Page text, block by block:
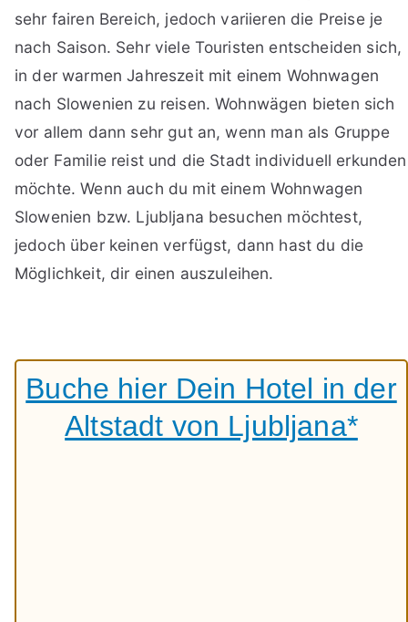
sehr fairen Bereich, jedoch variieren die Preise je
nach Saison. Sehr viele Touristen entscheiden sich,
in der warmen Jahreszeit mit einem Wohnwagen
nach Slowenien zu reisen. Wohnwägen bieten sich
vor allem dann sehr gut an, wenn man als Gruppe
oder Familie reist und die Stadt individuell erkunden
möchte. Wenn auch du mit einem Wohnwagen
Slowenien bzw. Ljubljana besuchen möchtest,
jedoch über keinen verfügst, dann hast du die
Möglichkeit, dir einen auszuleihen.
Buche hier Dein Hotel in der
Altstadt von Ljubljana*